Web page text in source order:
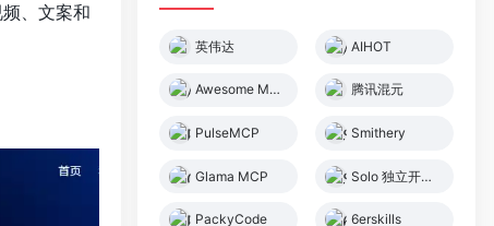
、文案和
英伟达 AIHOT
Awesome MCP Servers 腾讯混元
PulseMCP Smithery
Glama MCP Solo 独立开发者社区
PackyCode 6erskills